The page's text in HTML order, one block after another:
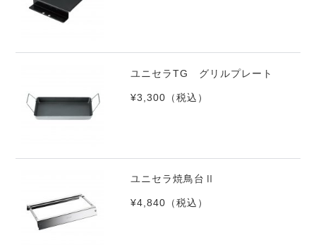
ユニセラTG グリルプレート
¥3,300 （税込）
ユニセラ焼鳥台Ⅱ
¥4,840 （税込）